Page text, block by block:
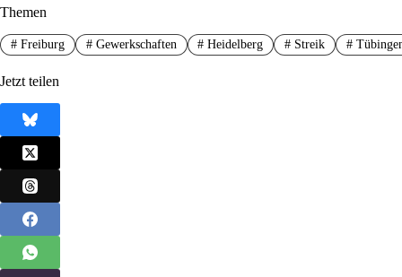
Themen
#Freiburg #Gewerkschaften # Heidelberg # Streik #
Jetzt teilen